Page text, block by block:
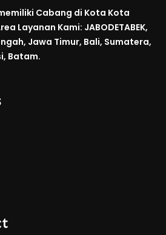
Cabang di Kota Kota
Layanan Kami: JABODETABEK,
Jawa Timur, Bali, Sumatera,
Batam.